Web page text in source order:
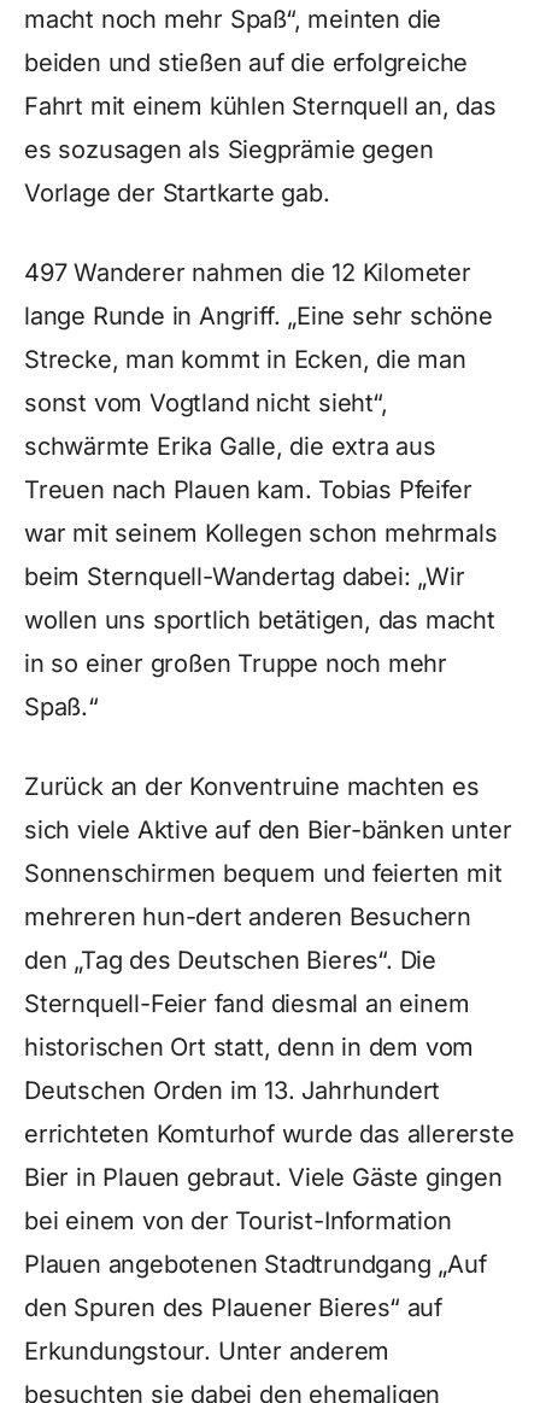
macht noch mehr Spaß“, meinten die
beiden und stießen auf die erfolgreiche
Fahrt mit einem kühlen Sternquell an, das
es sozusagen als Siegprämie gegen
Vorlage der Startkarte gab.
497 Wanderer nahmen die 12 Kilometer
lange Runde in Angriff. „Eine sehr schöne
Strecke, man kommt in Ecken, die man
sonst vom Vogtland nicht sieht“,
schwärmte Erika Galle, die extra aus
Treuen nach Plauen kam. Tobias Pfeifer
war mit seinem Kollegen schon mehrmals
beim Sternquell-Wandertag dabei: „Wir
wollen uns sportlich betätigen, das macht
in so einer großen Truppe noch mehr
Spaß.“
Zurück an der Konventruine machten es
sich viele Aktive auf den Bier-bänken unter
Sonnenschirmen bequem und feierten mit
mehreren hun-dert anderen Besuchern
den „Tag des Deutschen Bieres“. Die
Sternquell-Feier fand diesmal an einem
historischen Ort statt, denn in dem vom
Deutschen Orden im 13. Jahrhundert
errichteten Komturhof wurde das allererste
Bier in Plauen gebraut. Viele Gäste gingen
bei einem von der Tourist-Information
Plauen angebotenen Stadtrundgang „Auf
den Spuren des Plauener Bieres“ auf
Erkundungstour. Unter anderem
besuchten sie dabei den ehemaligen